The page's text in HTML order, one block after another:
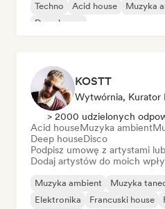
Techno
Acid house Muzyka
Deep house
KOSTT
Wytwórnia, Kurator
> 2000 udzielonych
Acid houseMuzyka ambient
Deep houseDisco
Podpisz umowę z artystami
Dodaj artystów do moich
Muzyka ambient Muzyka
Elektronika
Francuski house